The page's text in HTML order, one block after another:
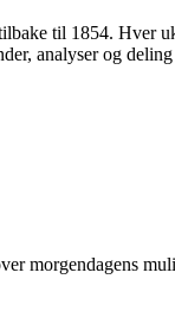
til 1854. Hver
analyser og deling
morgendagens